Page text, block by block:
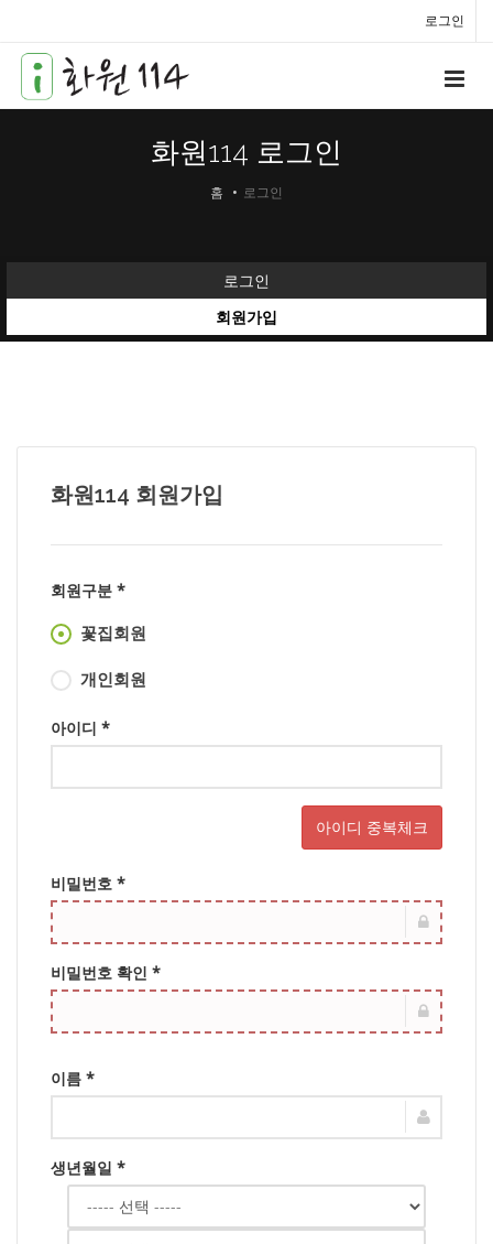
로그인
화원114 로그인
홈 로그인
로그인
회원가입
화원114 회원가입
회원구분 *
꽃집회원
개인회원
아이디 *
아이디 중복체크
비밀번호 *
비밀번호 확인 *
이름 *
생년월일 *